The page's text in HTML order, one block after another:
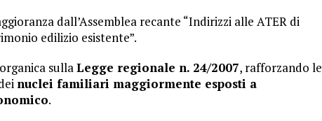
dall’Assemblea recante “Indirizzi alle ATER di
edilizio esistente”.
sullaLegge regionale n. 24/2007, rafforzando le
nuclei familiari maggiormente esposti a
.